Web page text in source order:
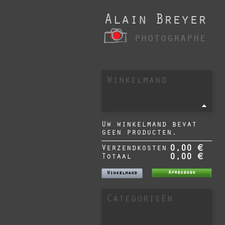
Alain Breyer
photographe
Winkelmand
Uw winkelmand bevat
geen producten.
Verzendkosten 0,00 €
Totaal 0,00 €
Winkelmand Afrekenen
Categorieën